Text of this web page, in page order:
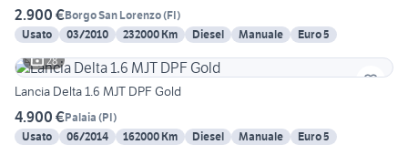
2.900 €Borgo San Lorenzo(FI)
Usato
03/2010 232000 Km Diesel Manuale
Euro 5
28
Lancia Delta 1.6 MJT DPF Gold
4.900 €Palaia (PI)
Usato
06/2014 162000 Km Diesel Manuale
Euro 5